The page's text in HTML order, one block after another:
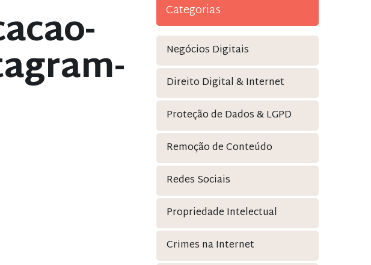
Categorias
Negócios Digitais
Direito Digital & Internet
Proteção de Dados & LGPD
Remoção de Conteúdo
Redes Sociais
Propriedade Intelectual
Crimes na Internet